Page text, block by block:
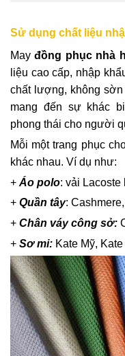
Sử dụng chất liệu
May đồng phục nhà
liệu cao cấp, nhập
chất lượng, không
mang đến sự khác
phong thái cho người
Mỗi một trang phục
khác nhau. Ví dụ như:
+ Áo polo: vải Lacoste
+ Quần tây:
+ Chân váy công sở:
+ Sơ mi: Kate Mỹ,